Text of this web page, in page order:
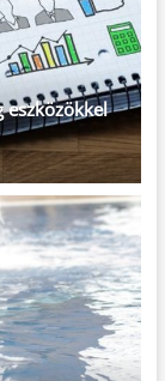
eszközökkel